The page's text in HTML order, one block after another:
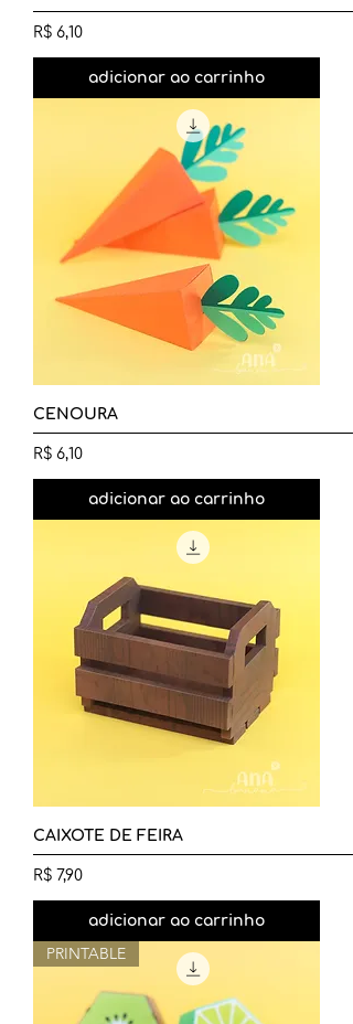
Preço
R$ 6,10
adicionar ao carrinho
CENOURA
Preço
R$ 6,10
adicionar ao carrinho
CAIXOTE DE FEIRA
Preço
R$ 7,90
adicionar ao carrinho
PRINTABLE